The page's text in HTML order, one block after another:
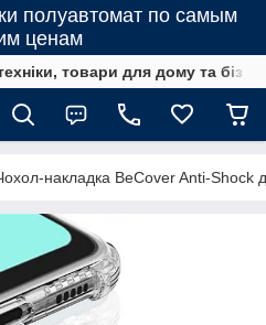
полуавтомат по самым
ценам
товари для дому та
накладка BeCover Anti-Shock